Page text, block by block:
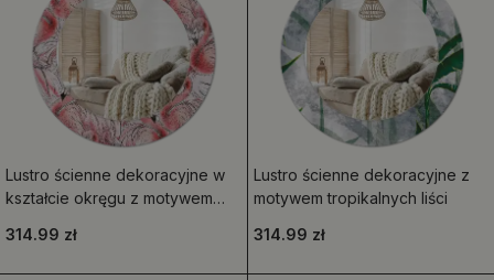
Lustro ścienne dekoracyjne w
kształcie okręgu z motywem
314.99 zł
Lustro ścienne dekoracyjne z
motywem tropikalnych liści
314.99 zł